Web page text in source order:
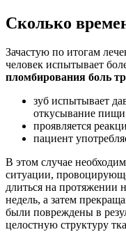
Сколько
Зачастую по итогам
человек испытывает
пломбирования боль
зуб испытывает
откусывание
проявляется
пациент
В этом случае
ситуации,
длиться на протяжении
недель, а затем
были повреждены в
целостную структуру